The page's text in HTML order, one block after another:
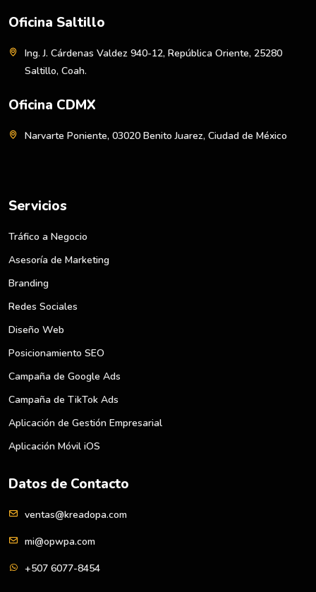
Oficina Saltillo
Ing. J. Cárdenas Valdez 940-12, República Oriente, 25280
Saltillo, Coah.
Oficina CDMX
Narvarte Poniente, 03020 Benito Juarez, Ciudad de México
Servicios
Tráfico a Negocio
Asesoría de Marketing
Branding
Redes Sociales
Diseño Web
Posicionamiento SEO
Campaña de Google Ads
Campaña de TikTok Ads
Aplicación de Gestión Empresarial
Aplicación Móvil iOS
Datos de Contacto
ventas@kreadopa.com
mi@opwpa.com
+507 6077-8454